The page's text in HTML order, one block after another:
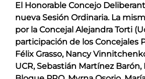
El Honorable Concejo
nueva Sesión Ordinaria. La
por la Concejal Alejandra Torti
participación de los Concejales
Félix Grasso, Nancy
UCR, Sebastián Martínez